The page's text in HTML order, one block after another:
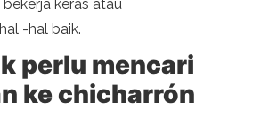
keras atau
-hal baik.
perlu mencari
ke chicharrón